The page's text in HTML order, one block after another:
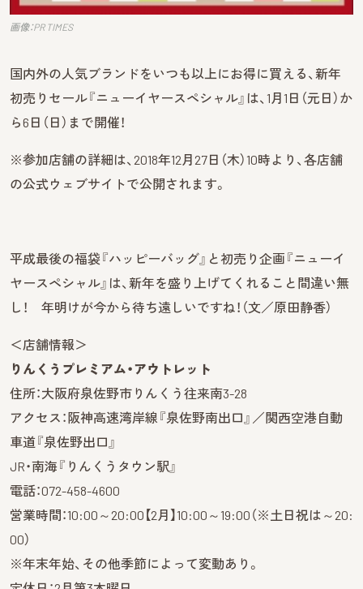
画像：PR TIMES
国内外の人気ブランドをいつも以上にお得に買える、新年
初売りセール『ニューイヤースペシャル』は、1月1日（元日）か
ら6日（日）まで開催！
※参加店舗の詳細は、2018年12月27日（木）10時より、各店舗
の公式ウェブサイトで公開されます。
平成最後の福袋『ハッピーバッグ』と初売り企画『ニューイ
ヤースペシャル』は、新年を盛り上げてくれること間違い無
し！ 年明けが今から待ち遠しいですね！（文／原田静香）
＜店舗情報＞
りんくうプレミアム・アウトレット
住所：大阪府泉佐野市りんくう往来南3-28
アクセス：阪神高速湾岸線『泉佐野南出口』／関西空港自動
車道『泉佐野出口』
JR・南海『りんくうタウン駅』
電話：072-458-4600
営業時間：10:00～20:00【2月】10:00～19:00（※土日祝は～20:
00）
※年末年始、その他季節によって変動あり。